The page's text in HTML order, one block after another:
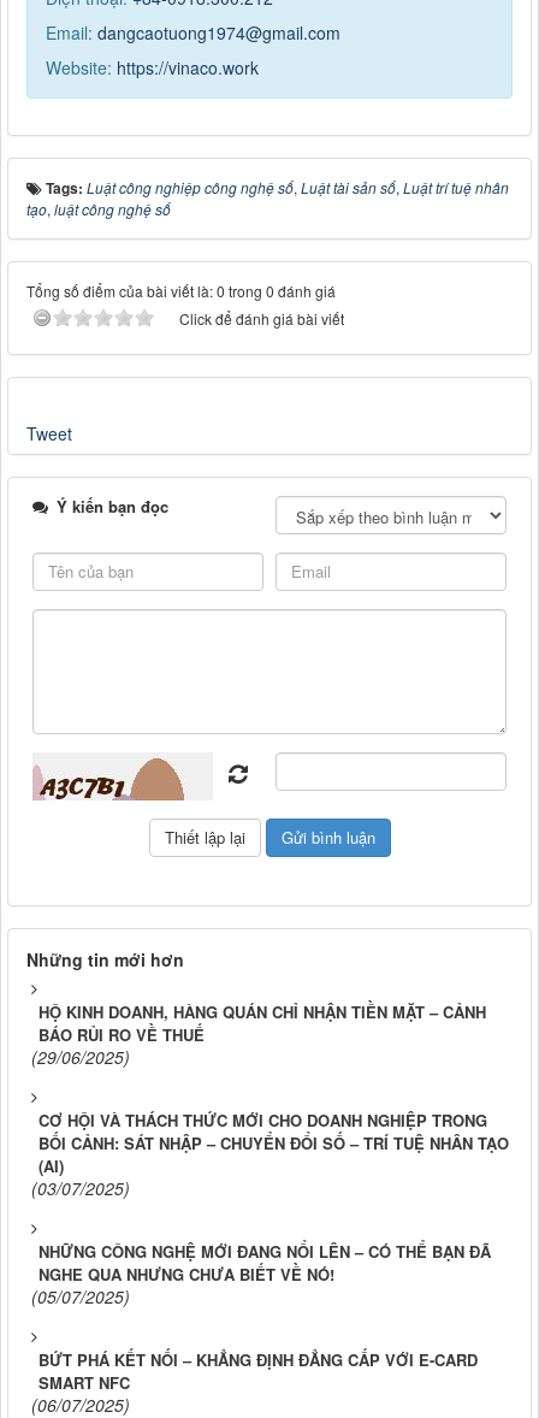
Email: dangcaotuong1974@gmail.com
Website: https://vinaco.work
Tags: Luật công nghiệp công nghệ số, Luật tài sản số, Luật trí tuệ nhân
tạo, luật công nghệ số
Tổng số điểm của bài viết là: 0 trong 0 đánh giá
Click để đánh giá bài viết
Tweet
Ý kiến bạn đọc
Những tin mới hơn
HỘ KINH DOANH, HÀNG QUÁN CHỈ NHẬN TIỀN MẶT – CẢNH
BÁO RỦI RO VỀ THUẾ
(29/06/2025)
CƠ HỘI VÀ THÁCH THỨC MỚI CHO DOANH NGHIỆP TRONG
BỐI CẢNH: SÁT NHẬP – CHUYỂN ĐỔI SỐ – TRÍ TUỆ NHÂN TẠO
(AI)
(03/07/2025)
NHỮNG CÔNG NGHỆ MỚI ĐANG NỔI LÊN – CÓ THỂ BẠN ĐÃ
NGHE QUA NHƯNG CHƯA BIẾT VỀ NÓ!
(05/07/2025)
BỨT PHÁ KẾT NỐI – KHẲNG ĐỊNH ĐẲNG CẤP VỚI E-CARD
SMART NFC
(06/07/2025)